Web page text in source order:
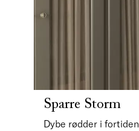
Sparre Storm
Dybe rødder i fortiden